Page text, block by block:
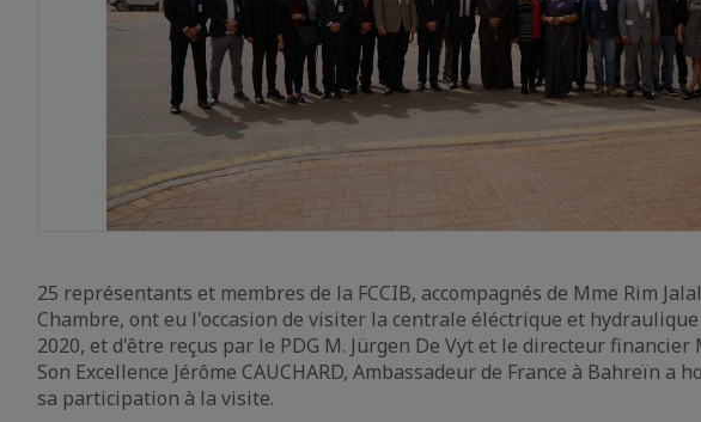
25 représentants et membres de la FCCIB, accompagnés de Mme Rim
Chambre, ont eu l'occasion de visiter la centrale éléctrique et
2020, et d'être reçus par le PDG M. Jürgen De Vyt et le directeur
Son Excellence Jérôme CAUCHARD, Ambassadeur de France à Bahreïn a
sa participation à la visite.